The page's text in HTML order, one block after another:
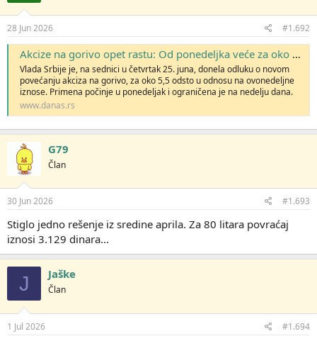
28 Jun 2026 #1.692
Akcize na gorivo opet rastu: Od ponedeljka veće za oko 5,5 odsto
Vlada Srbije je, na sednici u četvrtak 25. juna, donela odluku o novom
povećanju akciza na gorivo, za oko 5,5 odsto u odnosu na ovonedeljne
iznose. Primena počinje u ponedeljak i ograničena je na nedelju dana.
www.danas.rs
G79
Član
30 Jun 2026 #1.693
Stiglo jedno rešenje iz sredine aprila. Za 80 litara povraćaj
iznosi 3.129 dinara...
J Jaške
Član
1 Jul 2026 #1.694